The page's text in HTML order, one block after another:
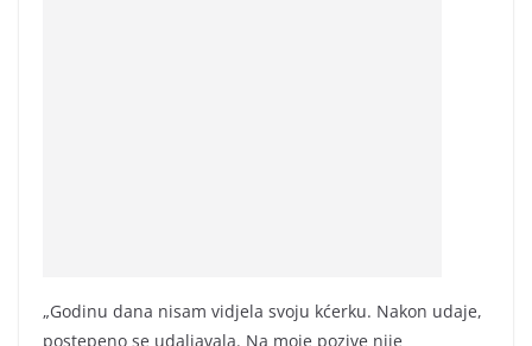
„Godinu dana nisam vidjela svoju kćerku. Nakon udaje,
postepeno se udaljavala. Na moje pozive nije